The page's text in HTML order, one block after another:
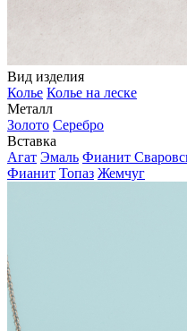
Вид изделия
Колье Колье на леске
Металл
Золото Серебро
Вставка
Агат Эмаль Фианит
Фианит Топаз Жемчуг